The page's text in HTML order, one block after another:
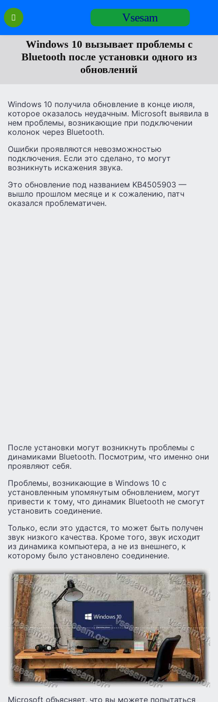
Перейти
содержанию
Vsesam
Windows 10 вызывает проблемы с
Bluetooth после установки одного из
обновлений
Windows 10 получила обновление в конце июля,
которое оказалось неудачным. Microsoft выявила в
нем проблемы, возникающие при подключении
колонок через Bluetooth.
Ошибки проявляются невозможностью
подключения. Если это сделано, то могут
возникнуть искажения звука.
Это обновление под названием KB4505903 —
вышло прошлом месяце и к сожалению, патч
оказался проблематичен.
После установки могут возникнуть проблемы с
динамиками Bluetooth. Посмотрим, что именно они
проявляют себя.
Проблемы, возникающие в Windows 10 с
установленным упомянутым обновлением, могут
привести к тому, что динамик Bluetooth не смогут
установить соединение.
Только, если это удастся, то может быть получен
звук низкого качества. Кроме того, звук исходит
из динамика компьютера, а не из внешнего, к
которому было установлено соединение.
Microsoft объясняет, что вы можете попытаться